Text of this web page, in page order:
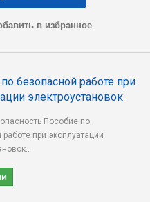
в избранное
безопасной работе при
электроустановок
Пособие по
при эксплуатации